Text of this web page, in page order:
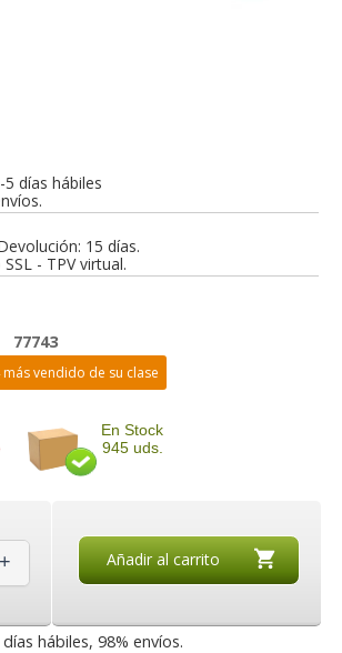
días hábiles
15 días.
- TPV virtual.
77743
más vendido de su clase
En Stock
945 uds.
+ Añadir al carrito
hábiles, 98% envíos.